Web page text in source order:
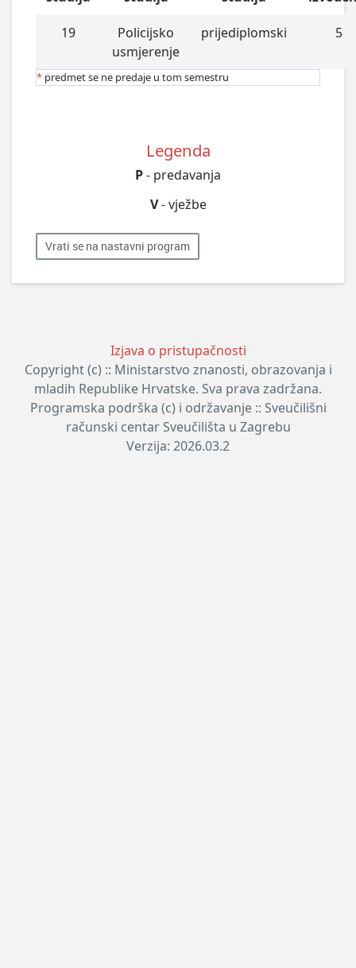
19
Policijsko
usmjerenje
prijediplomski 5
* predmet se ne predaje u tom semestru
Legenda
P- predavanja
V- vježbe
Vrati se na nastavni program
Izjava o pristupačnosti
Copyright (c) :: Ministarstvo znanosti, obrazovanja i
mladih Republike Hrvatske. Sva prava zadržana.
Programska podrška (c) i održavanje :: Sveučilišni
računski centar Sveučilišta u Zagrebu
Verzija: 2026.03.2